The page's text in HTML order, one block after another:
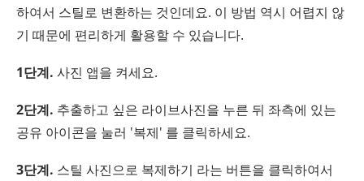
하여서 스틸로 변환하는 것인데요. 이 방법 역시 어렵지 않
기 때문에 편리하게 활용할 수 있습니다.
1단계. 사진 앱을 켜세요.
2단계. 추출하고 싶은 라이브사진을 누른 뒤 좌측에 있는
공유 아이콘을 눌러 '복제' 를 클릭하세요.
3단계. 스틸 사진으로 복제하기 라는 버튼을 클릭하여서